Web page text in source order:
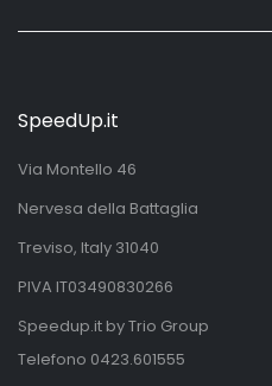
SpeedUp.it
Via Montello 46
Nervesa della Battaglia
Treviso, Italy 31040
PIVA IT03490830266
Speedup.it by Trio Group
Telefono 0423.601555